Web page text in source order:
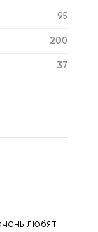
95
200
37
любят